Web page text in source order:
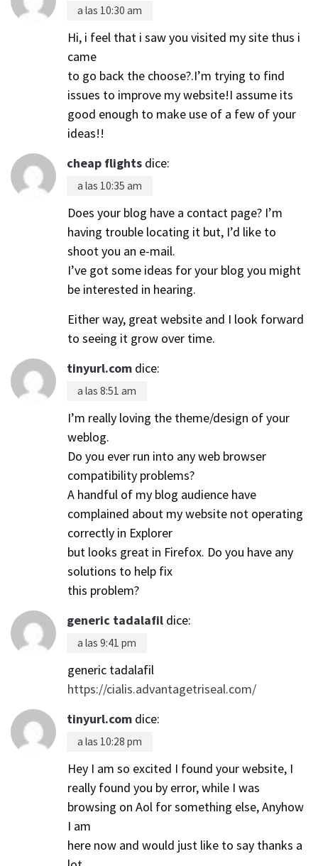
a las 10:30 am
Hi, i feel that i saw you visited my site thus i
came
to go back the choose?.I’m trying to find
issues to improve my website!I assume its
good enough to make use of a few of your
ideas!!
cheap flights dice:
a las 10:35 am
Does your blog have a contact page? I’m
having trouble locating it but, I’d like to
shoot you an e-mail.
I’ve got some ideas for your blog you might
be interested in hearing.
Either way, great website and I look forward
to seeing it grow over time.
tinyurl.com dice:
a las 8:51 am
I’m really loving the theme/design of your
weblog.
Do you ever run into any web browser
compatibility problems?
A handful of my blog audience have
complained about my website not operating
correctly in Explorer
but looks great in Firefox. Do you have any
solutions to help fix
this problem?
generic tadalafil dice:
a las 9:41 pm
generic tadalafil
https://cialis.advantagetriseal.com/
tinyurl.com dice:
a las 10:28 pm
Hey I am so excited I found your website, I
really found you by error, while I was
browsing on Aol for something else, Anyhow
I am
here now and would just like to say thanks a